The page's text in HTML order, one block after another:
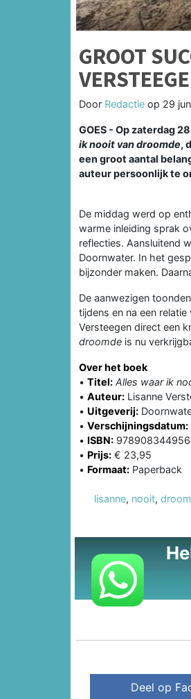
GROOT
Door Redactie op 29
GOES - Op zaterdag
ik nooit van droomde,
een groot aantal
auteur persoonlijk te
De middag werd op
warme inleiding sprak
reflecties. Aansluitend
Doornwater. In het
bijzonder maken.
De aanwezigen
tijdens en na een
Versteegen direct een
droomde is nu
Over het boek
• Titel: Alles waar ik
• Auteur: Lisanne
• Uitgeverij:
• Verschijningsdatum:
• ISBN:
• Prijs: € 23,95
• Formaat: Paperback
lisanne, nooit,
Deel op